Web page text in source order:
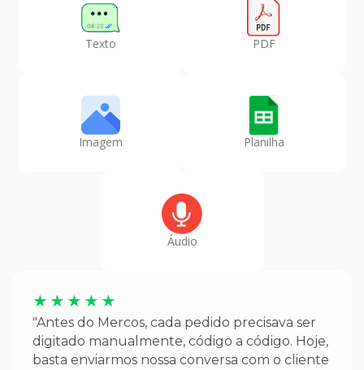
Texto PDF
Imagem Planilha
Áudio
★ ★ ★ ★ ★
"Antes do Mercos, cada pedido precisava ser
digitado manualmente, código a código. Hoje,
basta enviarmos nossa conversa com o cliente